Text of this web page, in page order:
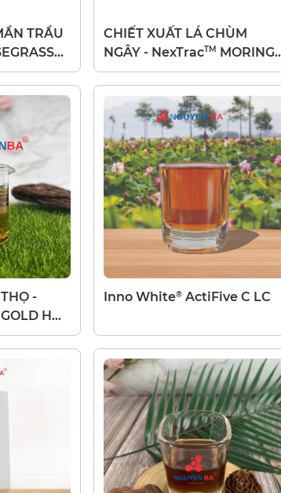
TRẦU
CHIẾT XUẤT LÁ CHÙM
NGÂY - NexTracTM
L LC
-
H
Inno White® ActiFive C LC